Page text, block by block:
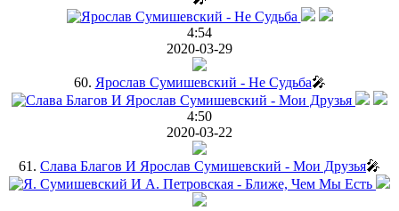
4:54
2020-03-29
60. Ярослав Сумишевский - Не Судьба🎤
4:50
2020-03-22
61. Слава Благов И Ярослав Сумишевский - Мои Друзья🎤